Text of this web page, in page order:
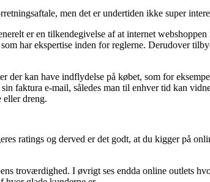
men det er undertiden ikke super
er en tilkendegivelse af at internet webshoppen
har ekspertise inden for reglerne. Derudover
der kan have indflydelse på købet, som for
faktura e-mail, således man til enhver tid kan
dreng.
ratings og derved er det godt, at du kigger på
troværdighed. I øvrigt ses endda online outlets